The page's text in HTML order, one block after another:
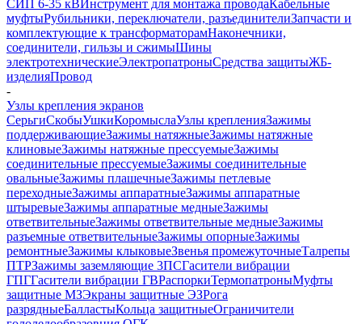
СИП 6-35 кВИнструмент для монтажа проводаКабельные
муфтыРубильники, переключатели, разъединителиЗапчасти и
комплектующие к трансформаторамНаконечники,
соединители, гильзы и сжимыШины
электротехническиеЭлектропатроныСредства защитыЖБ-
изделияПровод
-
Узлы крепления экранов
СерьгиСкобыУшкиКоромыслаУзлы крепленияЗажимы
поддерживающиеЗажимы натяжныеЗажимы натяжные
клиновыеЗажимы натяжные прессуемыеЗажимы
соединительные прессуемыеЗажимы соединительные
овальныеЗажимы плашечныеЗажимы петлевые
переходныеЗажимы аппаратныеЗажимы аппаратные
штыревыеЗажимы аппаратные медныеЗажимы
ответвительныеЗажимы ответвительные медныеЗажимы
разъемные ответвительныеЗажимы опорныеЗажимы
ремонтныеЗажимы клыковыеЗвенья промежуточныеТалрепы
ПТРЗажимы заземляющие 3ПСГасители вибрации
ГПГГасители вибрации ГВРаспоркиТермопатроныМуфты
защитные МЗЭкраны защитные ЭЗРога
разрядныеБалластыКольца защитныеОграничители